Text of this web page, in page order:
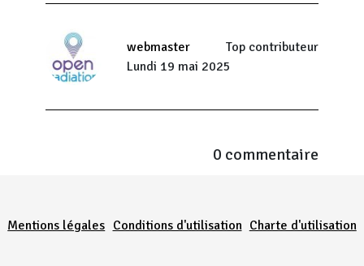
webmaster
Top contributeur
Lundi 19 mai 2025
0 commentaire
Mentions légales Conditions d'utilisation Charte d'utilisation